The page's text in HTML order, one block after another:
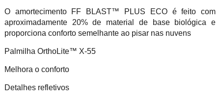
O amortecimento FF BLAST™ PLUS ECO é feito com
aproximadamente 20% de material de base biológica e
proporciona conforto semelhante ao pisar nas nuvens
Palmilha OrthoLite™ X-55
Melhora o conforto
Detalhes refletivos